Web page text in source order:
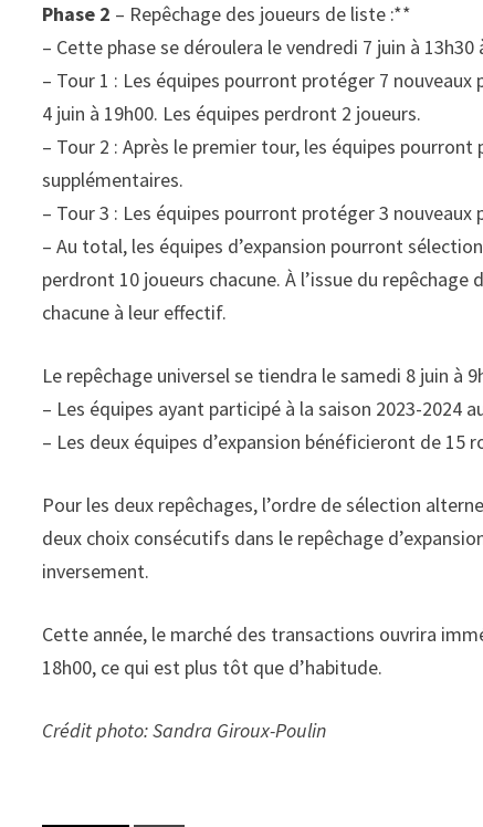
Phase 2 – Repêchage des joueurs de liste :**
– Cette phase se déroulera le vendredi 7 juin à
– Tour 1 : Les équipes pourront protéger 7
4 juin à 19h00. Les équipes perdront 2 joueurs.
– Tour 2 : Après le premier tour, les équipes
supplémentaires.
– Tour 3 : Les équipes pourront protéger 3
– Au total, les équipes d’expansion pourront
perdront 10 joueurs chacune. À l’issue du
chacune à leur effectif.
Le repêchage universel se tiendra le samedi 8 juin à
– Les équipes ayant participé à la saison 2023-2024
– Les deux équipes d’expansion bénéficieront de 15
Pour les deux repêchages, l’ordre de sélection
deux choix consécutifs dans le repêchage
inversement.
Cette année, le marché des transactions ouvrira
18h00, ce qui est plus tôt que d’habitude.
Crédit photo: Sandra Giroux-Poulin